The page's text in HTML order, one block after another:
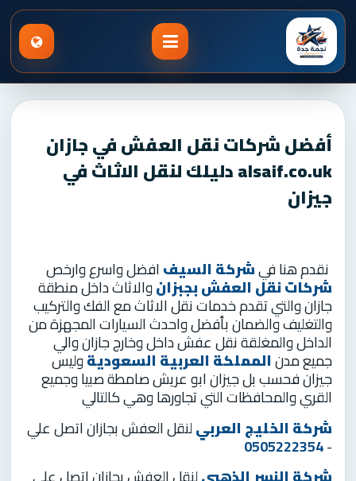
أفضل شركات نقل العفش في جازان
alsaif.co.uk دليلك لنقل الاثاث في
جيزان
نقدم هنا فيشركة السيفافضل واسرع وارخص
شركات نقل العفش بجبزانوالاثاث داخل منطقة
جازان والتي تقدم خدمات نقل الاثاث مع الفك والتركيب
والتغليف والضمان بأفضل واحدث السيارات المجهزة من
الداخل والمغلقة نقل عفش داخل وخارج جازان والي
جميع مدنالمملكة العربية السعوديةوليس
جيزان فحسب بل جيزان ابو عريش صامطة صبيا وجميع
القري والمحافظات التي تجاورها وهي كالتالي
شركة الخليج العربيلنقل العفش بجازان اتصل علي
-
0505222354